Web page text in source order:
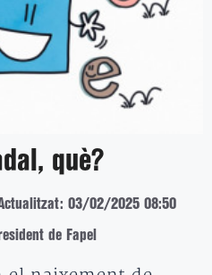
què?
03/02/2025 08:50
de Fapel